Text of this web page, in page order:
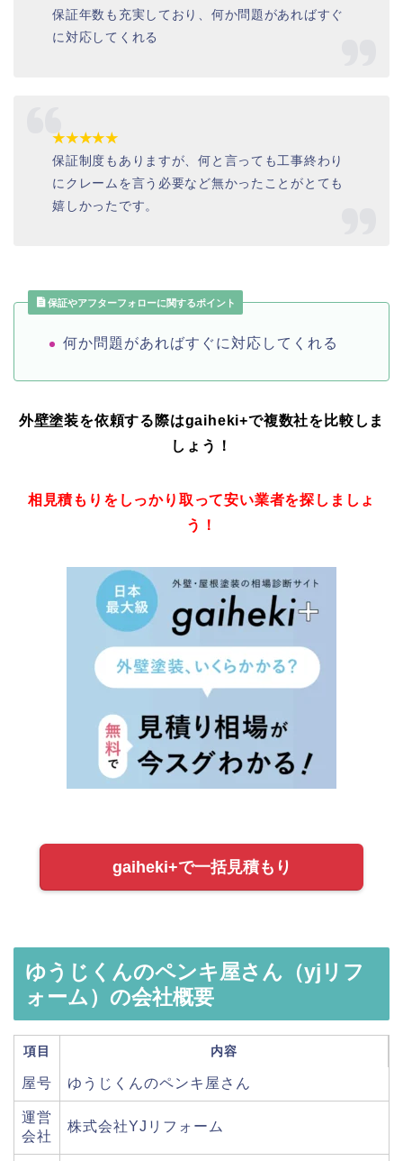
保証年数も充実しており、何か問題があればすぐ
に対応してくれる
★★★★★
保証制度もありますが、何と言っても工事終わり
にクレームを言う必要など無かったことがとても
嬉しかったです。
保証やアフターフォローに関するポイント
何か問題があればすぐに対応してくれる
外壁塗装を依頼する際はgaiheki+で複数社を比較しま
しょう！
相見積もりをしっかり取って安い業者を探しましょ
う！
gaiheki+で一括見積もり
ゆうじくんのペンキ屋さん（yjリフ
ォーム）の会社概要
項目 内容
屋号 ゆうじくんのペンキ屋さん
運営
会社
株式会社YJリフォーム